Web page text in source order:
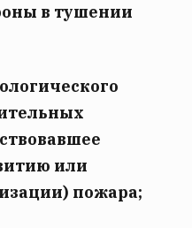
в тушении
или
пожара;